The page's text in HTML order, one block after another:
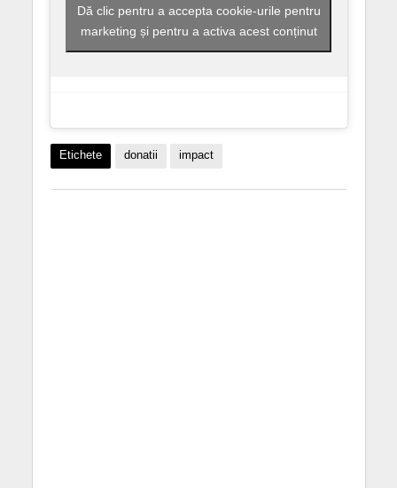
Dă clic pentru a accepta cookie-urile pentru
marketing și pentru a activa acest conținut
Etichete donatii impact